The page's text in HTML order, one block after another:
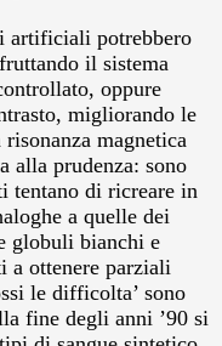
artificiali potrebbero
il sistema
oppure
migliorando le
magnetica
alla prudenza: sono
tentano di ricreare in
a quelle dei
globuli bianchi e
a ottenere parziali
le difficolta’ sono
fine degli anni ’90 si